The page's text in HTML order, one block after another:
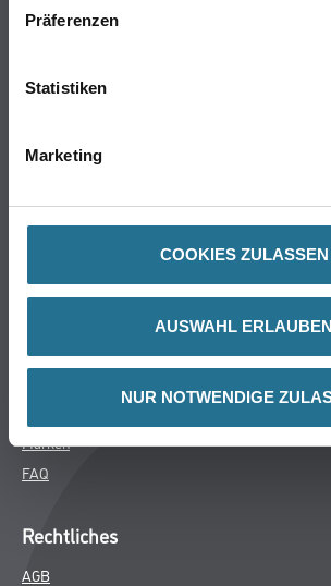
Präferenzen
Statistiken
Marketing
COOKIES ZULASSEN
AUSWAHL ERLAUBEN
NUR NOTWENDIGE
Putze- und Spachtelmassen
Wand- & Deckenbeläge
CMS Gruppe
Aktuelles
Marken
FAQ
Rechtliches
AGB